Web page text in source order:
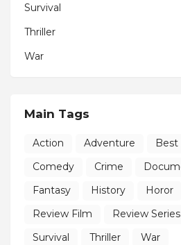
Survival
Thriller
War
Main Tags
Action Adventure
Best
Comedy
Crime
Fantasy
History Horor
Review Film
Review Series
Survival
Thriller War